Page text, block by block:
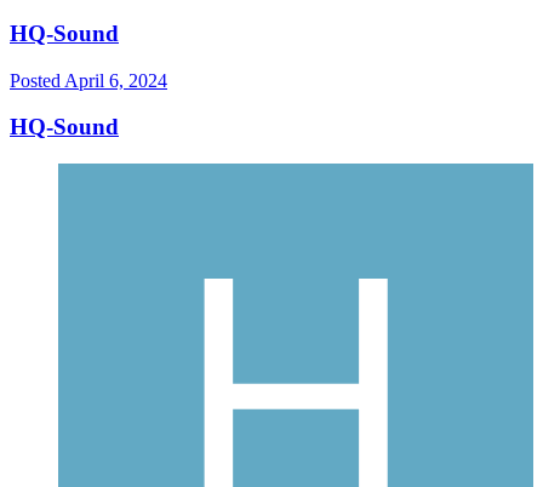
HQ-Sound
Posted April 6, 2024
HQ-Sound